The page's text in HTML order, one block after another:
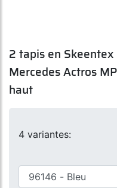
2 tapis en
Mercedes Actros
haut
4 variantes: